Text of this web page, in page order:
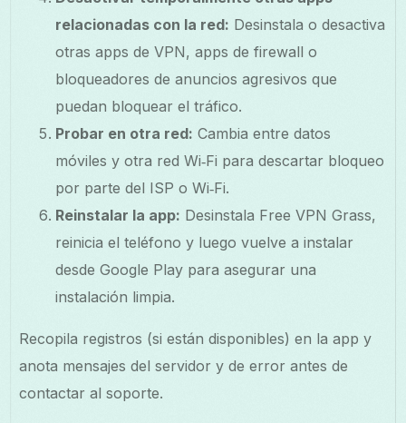
relacionadas con la red: Desinstala o desactiva
otras apps de VPN, apps de firewall o
bloqueadores de anuncios agresivos que
puedan bloquear el tráfico.
Probar en otra red: Cambia entre datos
móviles y otra red Wi‑Fi para descartar bloqueo
por parte del ISP o Wi‑Fi.
Reinstalar la app: Desinstala Free VPN Grass,
reinicia el teléfono y luego vuelve a instalar
desde Google Play para asegurar una
instalación limpia.
Recopila registros (si están disponibles) en la app y
anota mensajes del servidor y de error antes de
contactar al soporte.